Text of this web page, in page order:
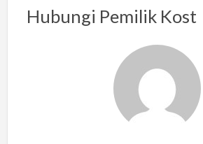
s
Hubungi Pemilik Kost